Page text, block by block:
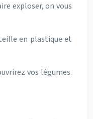
exploser, on vous
en plastique et
vos légumes.